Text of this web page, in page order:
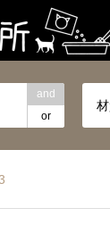
and
or